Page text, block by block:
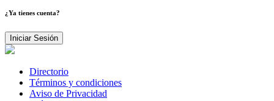
¿Ya tienes cuenta?
Iniciar Sesión
Directorio
Términos y condiciones
Aviso de Privacidad